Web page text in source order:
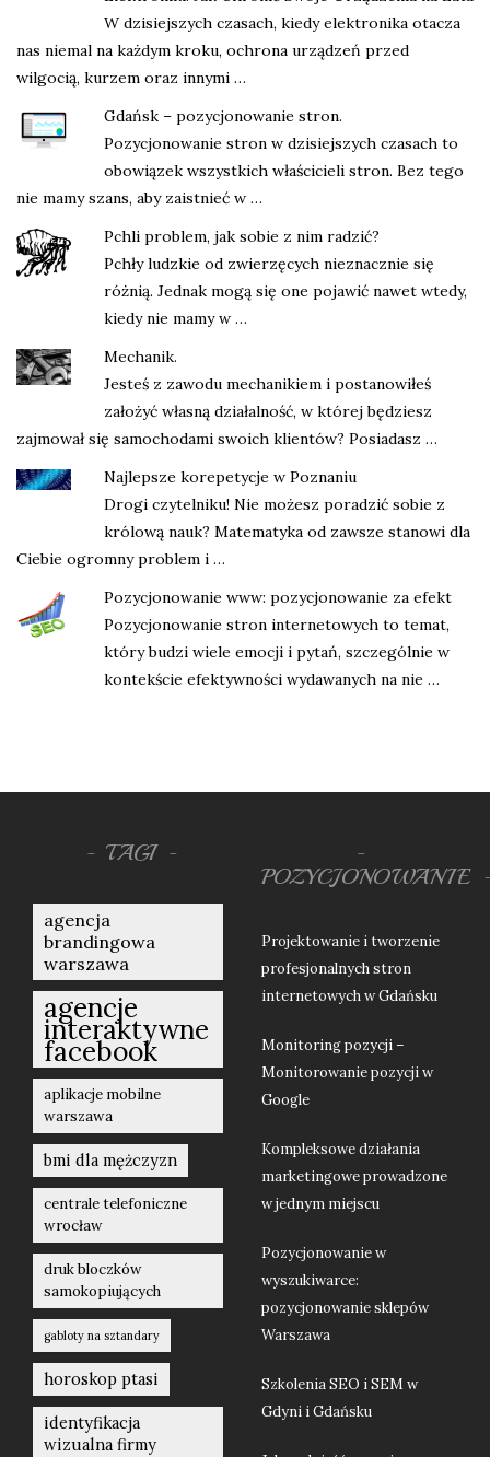
W dzisiejszych czasach, kiedy elektronika otacza
nas niemal na każdym kroku, ochrona urządzeń przed
wilgocią, kurzem oraz innymi …
Gdańsk – pozycjonowanie stron.
Pozycjonowanie stron w dzisiejszych czasach to
obowiązek wszystkich właścicieli stron. Bez tego
nie mamy szans, aby zaistnieć w …
Pchli problem, jak sobie z nim radzić?
Pchły ludzkie od zwierzęcych nieznacznie się
różnią. Jednak mogą się one pojawić nawet wtedy,
kiedy nie mamy w …
Mechanik.
Jesteś z zawodu mechanikiem i postanowiłeś
założyć własną działalność, w której będziesz
zajmował się samochodami swoich klientów? Posiadasz …
Najlepsze korepetycje w Poznaniu
Drogi czytelniku! Nie możesz poradzić sobie z
królową nauk? Matematyka od zawsze stanowi dla
Ciebie ogromny problem i …
Pozycjonowanie www: pozycjonowanie za efekt
Pozycjonowanie stron internetowych to temat,
który budzi wiele emocji i pytań, szczególnie w
kontekście efektywności wydawanych na nie …
TAGI
agencja
brandingowa
warszawa
agencje
interaktywne
facebook
aplikacje mobilne
warszawa
bmi dla mężczyzn
centrale telefoniczne
wrocław
druk bloczków
samokopiujących
gabloty na sztandary
horoskop ptasi
identyfikacja
wizualna firmy
POZYCJONOWANIE
Projektowanie i tworzenie
profesjonalnych stron
internetowych w Gdańsku
Monitoring pozycji –
Monitorowanie pozycji w
Google
Kompleksowe działania
marketingowe prowadzone
w jednym miejscu
Pozycjonowanie w
wyszukiwarce:
pozycjonowanie sklepów
Warszawa
Szkolenia SEO i SEM w
Gdyni i Gdańsku